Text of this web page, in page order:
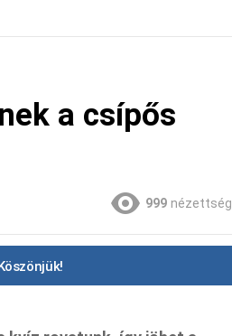
a csípős
999 nézettség